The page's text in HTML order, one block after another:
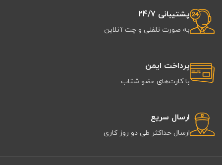
پشتیبانی 24/7
به صورت تلفنی و چت آنلاین
پرداخت ایمن
با کارت‌های عضو شتاب
ارسال سریع
ارسال حداکثر طی دو روز کاری